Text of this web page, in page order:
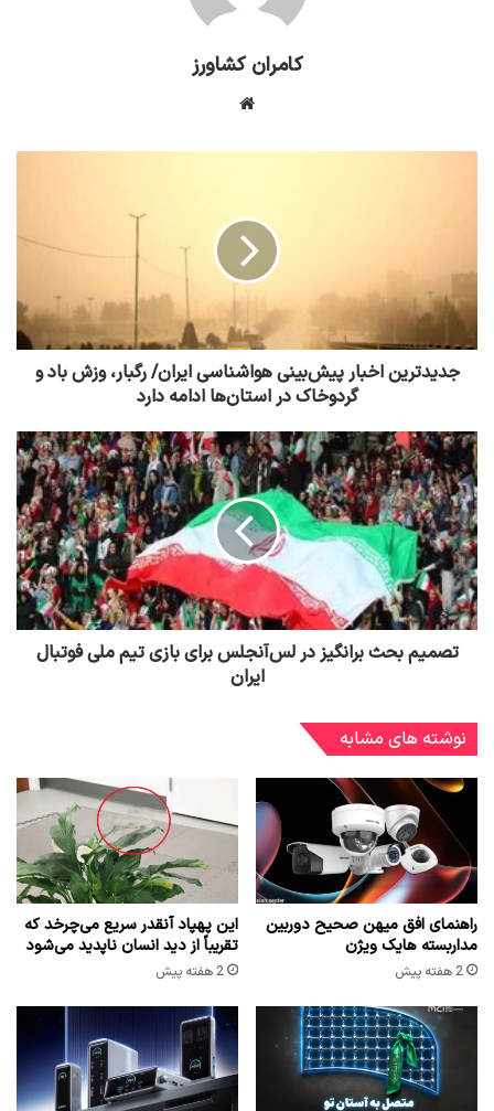
کامران کشاورز
جدیدترین اخبار پیش‌بینی هواشناسی ایران/ رگبار، وزش باد و
گردوخاک در استان‌ها ادامه دارد
تصمیم بحث برانگیز در لس‌آنجلس برای بازی تیم ملی فوتبال
ایران
نوشته های مشابه
راهنمای افق میهن صحیح دوربین
مداربسته هایک ویژن
2 هفته پیش
این پهپاد آنقدر سریع می‌چرخد که
تقریباً از دید انسان ناپدید می‌شود
2 هفته پیش